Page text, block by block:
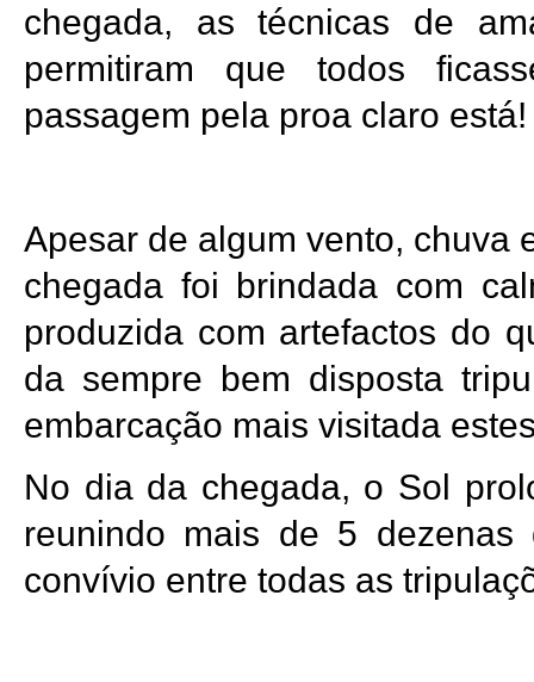
chegada, as técnicas de
permitiram que todos
passagem pela proa claro está!
Apesar de algum vento, chuva
chegada foi brindada com
produzida com artefactos do
da sempre bem disposta
embarcação mais visitada
No dia da chegada, o Sol
reunindo mais de 5 dezenas
convívio entre todas as